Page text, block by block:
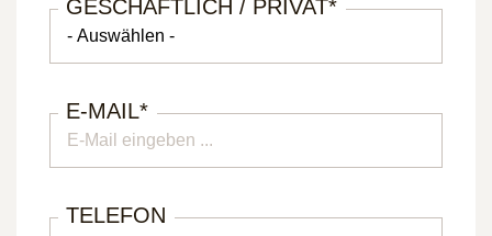
GESCHÄFTLICH / PRIVAT*
E-MAIL*
TELEFON